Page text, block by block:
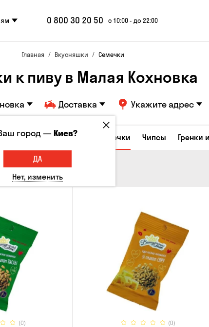
0 800 30 20 50 с 10:00 - до 22:00
Главная Вкусняшки Семечки
к пиву в Малая Кохновка
Доставка Укажите адрес
Орешки Кукуруза Семечки Чипсы Гренки
(0) (0)
город —Киев?
ДА
Нет, изменить